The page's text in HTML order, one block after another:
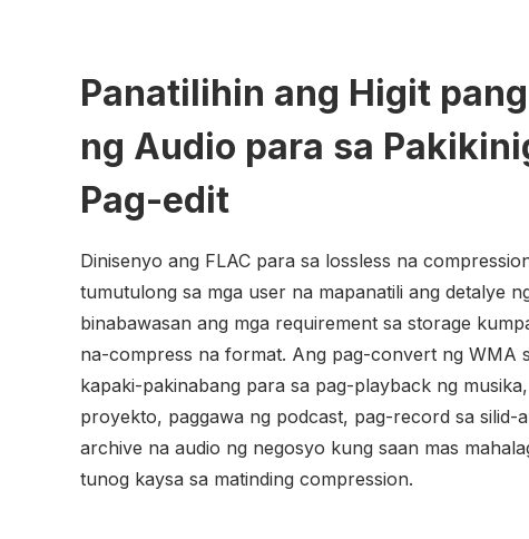
Panatilihin ang Higit
ng Audio para sa
Pag-edit
Dinisenyo ang FLAC para sa lossless na
tumutulong sa mga user na mapanatili ang detalye
binabawasan ang mga requirement sa storage
na-compress na format. Ang pag-convert ng WMA
kapaki-pakinabang para sa pag-playback ng
proyekto, paggawa ng podcast, pag-record sa silid-
archive na audio ng negosyo kung saan mas
tunog kaysa sa matinding compression.